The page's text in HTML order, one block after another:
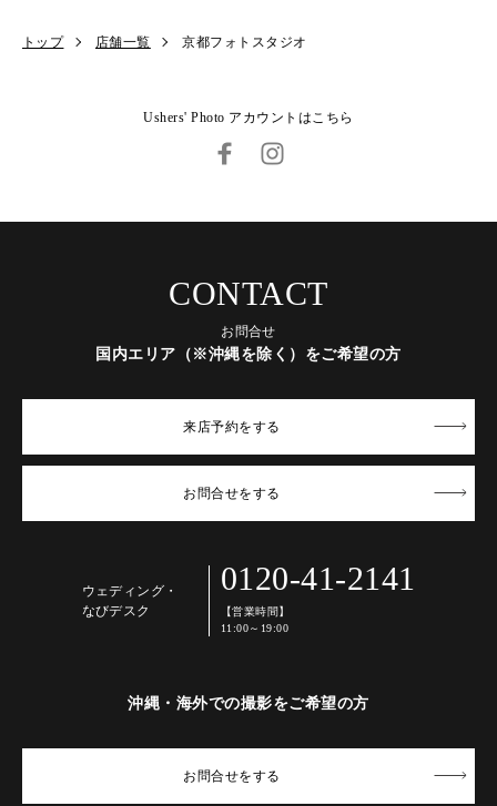
トップ 店舗一覧 京都フォトスタジオ
Ushers' Photo アカウントはこちら
CONTACT
お問合せ
国内エリア（※沖縄を除く）をご希望の方
来店予約をする
お問合せをする
ウェディング・
なびデスク
0120-41-2141
【営業時間】
11:00～19:00
沖縄・海外での撮影をご希望の方
お問合せをする